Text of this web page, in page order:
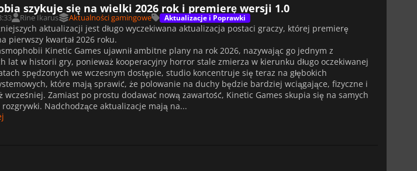
szykuje się na wielki 2026 rok i premierę wersji 1.0
Rine Ikarus Aktualności gamingowe Aktualizacje i Poprawki
aktualizacji jest długo wyczekiwana aktualizacja postaci graczy, której premierę
pierwszy kwartał 2026 roku.
Kinetic Games ujawnił ambitne plany na rok 2026, nazywając go jednym z
lat w historii gry, ponieważ kooperacyjny horror stale zmierza w kierunku długo oczekiwanej
spędzonych we wczesnym dostępie, studio koncentruje się teraz na głębokich
które mają sprawić, że polowanie na duchy będzie bardziej wciągające, fizyczne i
wcześniej. Zamiast po prostu dodawać nową zawartość, Kinetic Games skupia się na samych
Nadchodzące aktualizacje mają na...